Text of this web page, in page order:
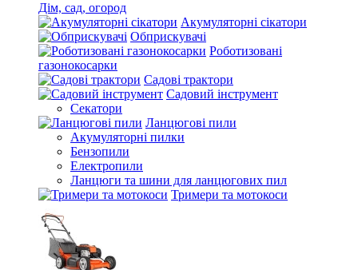
Дім, сад, огород
Акумуляторні сікатори
Обприскувачі
Роботизовані
газонокосарки
Садові трактори
Садовий інструмент
Секатори
Ланцюгові пили
Акумуляторні пилки
Бензопили
Електропили
Ланцюги та шини для ланцюгових пил
Тримери та мотокоси